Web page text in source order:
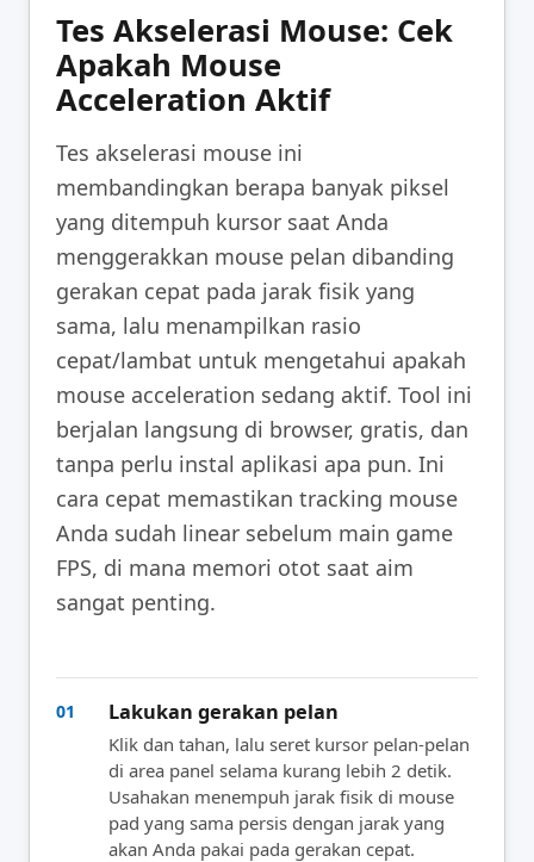
Tes Akselerasi Mouse: Cek
Apakah Mouse
Acceleration Aktif
Tes akselerasi mouse ini
membandingkan berapa banyak piksel
yang ditempuh kursor saat Anda
menggerakkan mouse pelan dibanding
gerakan cepat pada jarak fisik yang
sama, lalu menampilkan rasio
cepat/lambat untuk mengetahui apakah
mouse acceleration sedang aktif. Tool ini
berjalan langsung di browser, gratis, dan
tanpa perlu instal aplikasi apa pun. Ini
cara cepat memastikan tracking mouse
Anda sudah linear sebelum main game
FPS, di mana memori otot saat aim
sangat penting.
01 Lakukan gerakan pelan
Klik dan tahan, lalu seret kursor pelan-pelan
di area panel selama kurang lebih 2 detik.
Usahakan menempuh jarak fisik di mouse
pad yang sama persis dengan jarak yang
akan Anda pakai pada gerakan cepat.